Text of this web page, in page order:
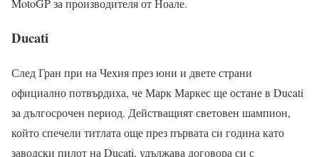
Ducati
След Гран при на Чехия през юни и двете страни
официално потвърдиха, че Марк Маркес ще остане в Ducati
за дългосрочен период. Действащият световен шампион,
който спечели титлата още през първата си година като
заводски пилот на Ducati, удължава договора си с